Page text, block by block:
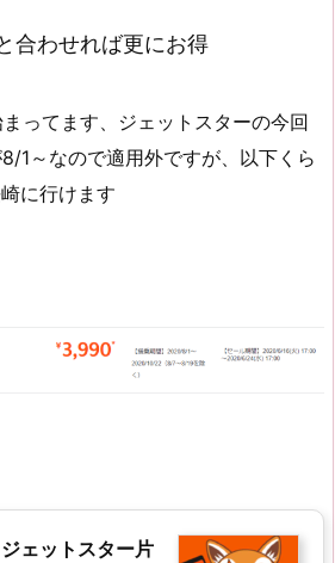
合わせれば更にお得
ってます、ジェットスターの今回
1～なので適用外ですが、以下くら
に行けます
ェットスター片